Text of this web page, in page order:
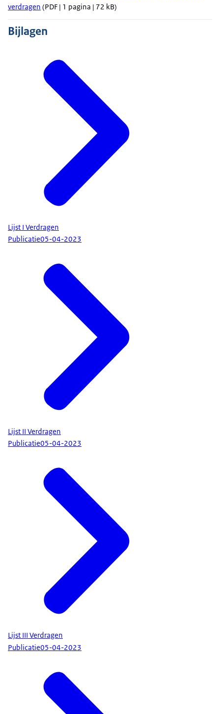
verdragen (PDF | 1 pagina | 72 kB)
Bijlagen
Lijst I Verdragen
Publicatie05-04-2023
Lijst II Verdragen
Publicatie05-04-2023
Lijst III Verdragen
Publicatie05-04-2023